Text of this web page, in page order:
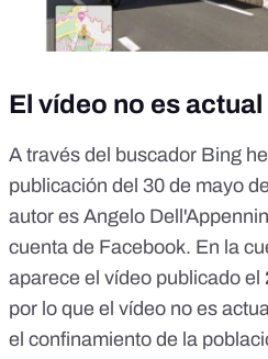
El vídeo no es actual
A través del buscador Bing
publicación del 30 de mayo
autor es Angelo
cuenta de Facebook. En la
aparece el vídeo publicado el
por lo que el vídeo no es
el confinamiento de la